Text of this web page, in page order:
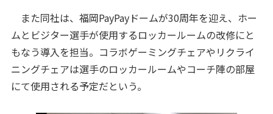
また同社は、福岡PayPayドームが30周年を迎え、ホー
ムとビジター選手が使用するロッカールームの改修にと
もなう導入を担当。コラボゲーミングチェアやリクライ
ニングチェアは選手のロッカールームやコーチ陣の部屋
にて使用される予定だという。